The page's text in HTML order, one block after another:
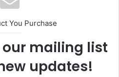
You Purchase
mailing list
updates!